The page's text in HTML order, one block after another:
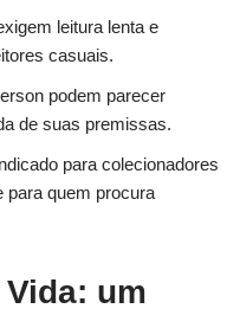
leitura lenta e
casuais.
podem parecer
de suas premissas.
para colecionadores
para quem procura
um